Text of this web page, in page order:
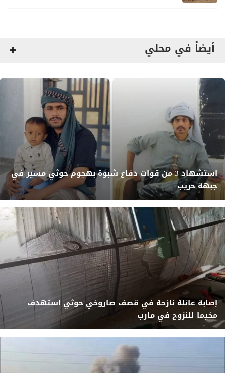
أيضاً في محلي
استشهاد 3 من قوات دفاع شبوة بهجوم حوثي مسير في
جبهة حريب
إصابة عائلة نازحة في قصف صاروخي حوثي استهدف
مخيما للنزوح في مارب